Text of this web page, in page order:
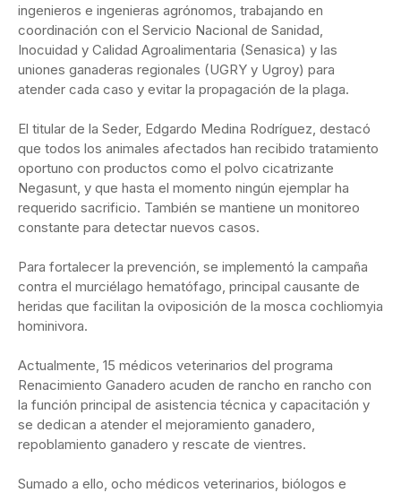
ingenieros e ingenieras agrónomos, trabajando en
coordinación con el Servicio Nacional de Sanidad,
Inocuidad y Calidad Agroalimentaria (Senasica) y las
uniones ganaderas regionales (UGRY y Ugroy) para
atender cada caso y evitar la propagación de la plaga.
El titular de la Seder, Edgardo Medina Rodríguez, destacó
que todos los animales afectados han recibido tratamiento
oportuno con productos como el polvo cicatrizante
Negasunt, y que hasta el momento ningún ejemplar ha
requerido sacrificio. También se mantiene un monitoreo
constante para detectar nuevos casos.
Para fortalecer la prevención, se implementó la campaña
contra el murciélago hematófago, principal causante de
heridas que facilitan la oviposición de la mosca cochliomyia
hominivora.
Actualmente, 15 médicos veterinarios del programa
Renacimiento Ganadero acuden de rancho en rancho con
la función principal de asistencia técnica y capacitación y
se dedican a atender el mejoramiento ganadero,
repoblamiento ganadero y rescate de vientres.
Sumado a ello, ocho médicos veterinarios, biólogos e